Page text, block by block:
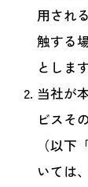
用され
触する
とします
当社が
ビスそ
（以
いては